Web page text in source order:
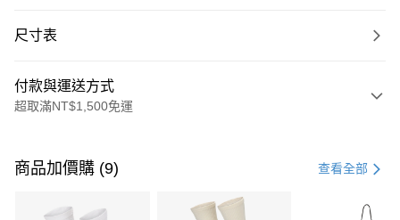
尺寸表
付款與運送方式
超取滿NT$1,500免運
信用卡一次付款
商品加價購 (9) 查看全部